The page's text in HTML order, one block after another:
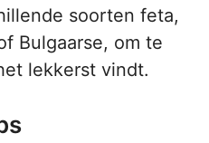
soorten feta,
Bulgaarse, om te
lekkerst vindt.